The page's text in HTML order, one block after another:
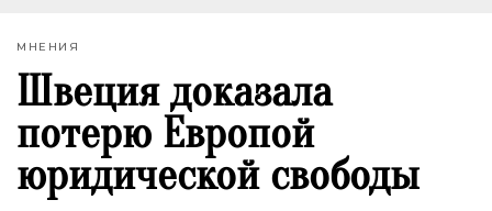
МНЕНИЯ
Швеция доказала
потерю Европой
юридической свободы